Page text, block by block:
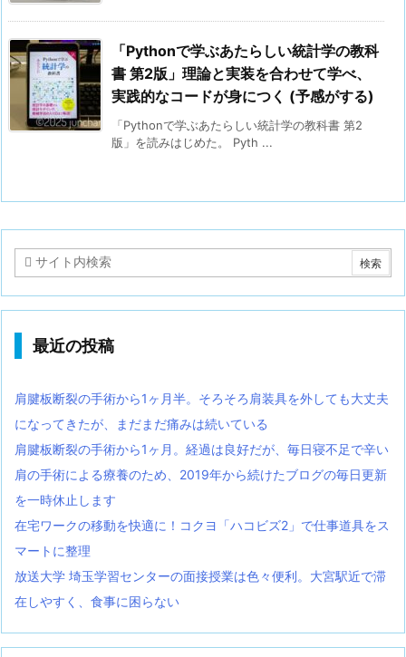
「Pythonで学ぶあたらしい統計学の教科
書 第2版」理論と実装を合わせて学べ、
実践的なコードが身につく (予感がする)
「Pythonで学ぶあたらしい統計学の教科書 第2
版」を読みはじめた。 Pyth ...
最近の投稿
肩腱板断裂の手術から1ヶ月半。そろそろ肩装具を外しても大丈夫
になってきたが、まだまだ痛みは続いている
肩腱板断裂の手術から1ヶ月。経過は良好だが、毎日寝不足で辛い
肩の手術による療養のため、2019年から続けたブログの毎日更新
を一時休止します
在宅ワークの移動を快適に！コクヨ「ハコビズ2」で仕事道具をス
マートに整理
放送大学 埼玉学習センターの面接授業は色々便利。大宮駅近で滞
在しやすく、食事に困らない